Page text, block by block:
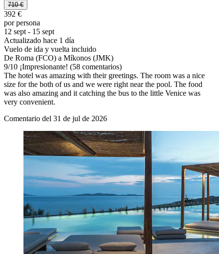
710 €
392 €
por persona
12 sept - 15 sept
Actualizado hace 1 día
Vuelo de ida y vuelta incluido
De Roma (FCO) a Míkonos (JMK)
9/10 ¡Impresionante! (58 comentarios)
The hotel was amazing with their greetings. The room was a nice
size for the both of us and we were right near the pool. The food
was also amazing and it catching the bus to the little Venice was
very convenient.
Comentario del 31 de jul de 2026